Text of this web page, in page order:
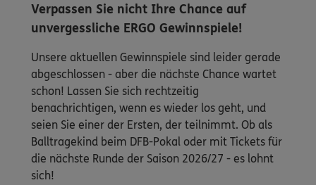
Verpassen Sie nicht Ihre Chance auf
unvergessliche ERGO Gewinnspiele!
Unsere aktuellen Gewinnspiele sind leider gerade
abgeschlossen - aber die nächste Chance wartet
schon! Lassen Sie sich rechtzeitig
benachrichtigen, wenn es wieder los geht, und
seien Sie einer der Ersten, der teilnimmt. Ob als
Balltragekind beim DFB-Pokal oder mit Tickets für
die nächste Runde der Saison 2026/27 - es lohnt
sich!